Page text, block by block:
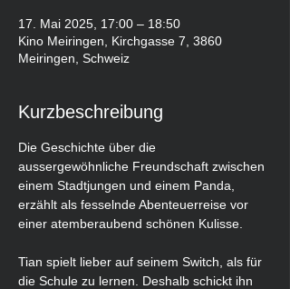
17. Mai 2025, 17:00 – 18:50
Kino Meiringen, Kirchgasse 7, 3860
Meiringen, Schweiz
Kurzbeschreibung
Die Geschichte über die
aussergewöhnliche Freundschaft zwischen
einem Stadtjungen und einem Panda,
erzählt als fesselnde Abenteuerreise vor
einer atemberaubend schönen Kulisse.
Tian spielt lieber auf seinem Switch, als für
die Schule zu lernen. Deshalb schickt ihn